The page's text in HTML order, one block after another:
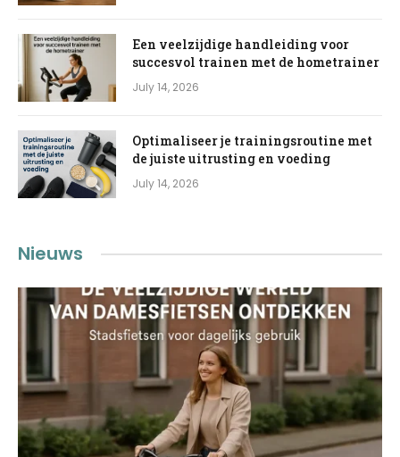
Een veelzijdige handleiding voor
succesvol trainen met de hometrainer
July 14, 2026
Optimaliseer je trainingsroutine met
de juiste uitrusting en voeding
July 14, 2026
Nieuws